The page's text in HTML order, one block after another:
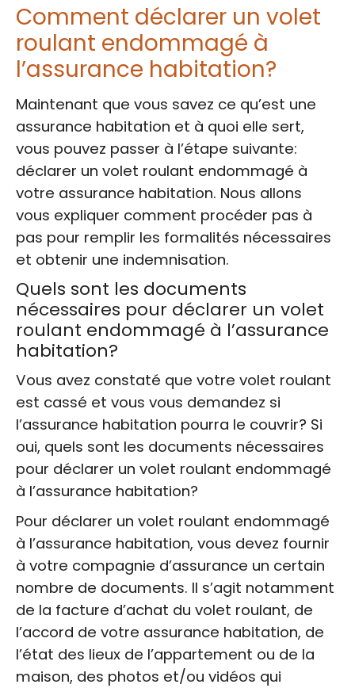
Comment déclarer un volet
roulant endommagé à
l’assurance habitation?
Maintenant que vous savez ce qu’est une
assurance habitation et à quoi elle sert,
vous pouvez passer à l’étape suivante:
déclarer un volet roulant endommagé à
votre assurance habitation. Nous allons
vous expliquer comment procéder pas à
pas pour remplir les formalités nécessaires
et obtenir une indemnisation.
Quels sont les documents
nécessaires pour déclarer un volet
roulant endommagé à l’assurance
habitation?
Vous avez constaté que votre volet roulant
est cassé et vous vous demandez si
l’assurance habitation pourra le couvrir? Si
oui, quels sont les documents nécessaires
pour déclarer un volet roulant endommagé
à l’assurance habitation?
Pour déclarer un volet roulant endommagé
à l’assurance habitation, vous devez fournir
à votre compagnie d’assurance un certain
nombre de documents. Il s’agit notamment
de la facture d’achat du volet roulant, de
l’accord de votre assurance habitation, de
l’état des lieux de l’appartement ou de la
maison, des photos et/ou vidéos qui